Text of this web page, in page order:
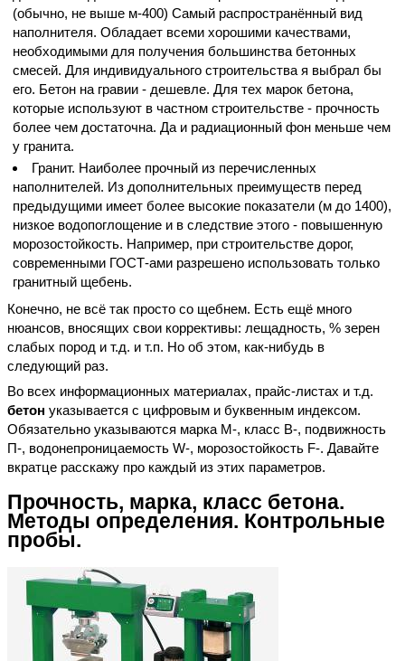
(обычно, не выше м-400) Самый распространённый вид
наполнителя. Обладает всеми хорошими качествами,
необходимыми для получения большинства бетонных
смесей. Для индивидуального строительства я выбрал бы
его. Бетон на гравии - дешевле. Для тех марок бетона,
которые используют в частном строительстве - прочность
более чем достаточна. Да и радиационный фон меньше чем
у гранита.
Гранит. Наиболее прочный из перечисленных
наполнителей. Из дополнительных преимуществ перед
предыдущими имеет более высокие показатели (м до 1400),
низкое водопоглощение и в следствие этого - повышенную
морозостойкость. Например, при строительстве дорог,
современными ГОСТ-ами разрешено использовать только
гранитный щебень.
Конечно, не всё так просто со щебнем. Есть ещё много
нюансов, вносящих свои коррективы: лещадность, % зерен
слабых пород и т.д. и т.п. Но об этом, как-нибудь в
следующий раз.
Во всех информационных материалах, прайс-листах и т.д.
бетон указывается с цифровым и буквенным индексом.
Обязательно указываются марка М-, класс В-, подвижность
П-, водонепроницаемость W-, морозостойкость F-. Давайте
вкратце расскажу про каждый из этих параметров.
Прочность, марка, класс бетона.
Методы определения. Контрольные
пробы.